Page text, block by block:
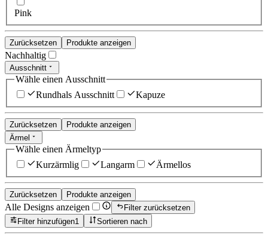
Pink
Zurücksetzen Produkte anzeigen
Nachhaltig
Ausschnitt
Wähle einen Ausschnitt
Rundhals Ausschnitt
Kapuze
Zurücksetzen
Produkte anzeigen
Ärmel
Wähle einen Ärmeltyp
Kurzärmlig
Langarm Ärmellos
Zurücksetzen Produkte anzeigen
Alle Designs anzeigen
Filter zurücksetzen
Filter hinzufügen1 Sortieren nach